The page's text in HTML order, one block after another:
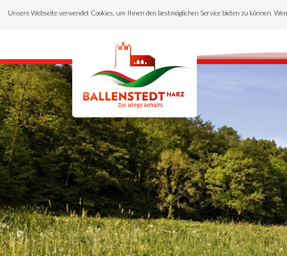
Unsere Webseite verwendet Cookies, um Ihnen den bestmöglichen Service bieten zu können.